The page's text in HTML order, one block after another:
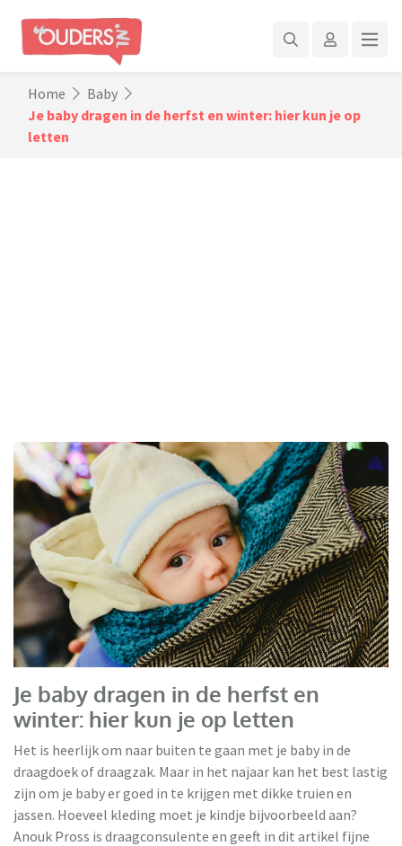
Home
Baby
Je baby dragen in de herfst en winter: hier kun je op
letten
Je baby dragen in de herfst en
winter: hier kun je op letten
Het is heerlijk om naar buiten te gaan met je baby in de
draagdoek of draagzak. Maar in het najaar kan het best lastig
zijn om je baby er goed in te krijgen met dikke truien en
jassen. Hoeveel kleding moet je kindje bijvoorbeeld aan?
Anouk Pross is draagconsulente en geeft in dit artikel fijne